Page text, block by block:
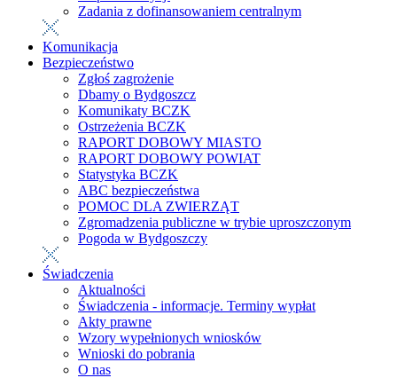
Zadania z dofinansowaniem centralnym
Komunikacja
Bezpieczeństwo
Zgłoś zagrożenie
Dbamy o Bydgoszcz
Komunikaty BCZK
Ostrzeżenia BCZK
RAPORT DOBOWY MIASTO
RAPORT DOBOWY POWIAT
Statystyka BCZK
ABC bezpieczeństwa
POMOC DLA ZWIERZĄT
Zgromadzenia publiczne w trybie uproszczonym
Pogoda w Bydgoszczy
Świadczenia
Aktualności
Świadczenia - informacje. Terminy wypłat
Akty prawne
Wzory wypełnionych wniosków
Wnioski do pobrania
O nas